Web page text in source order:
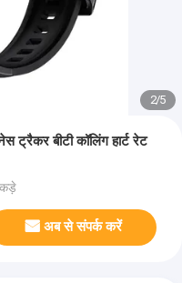
2/5
ट्रैकर बीटी कॉलिंग हार्ट रेट
अब से संपर्क करें